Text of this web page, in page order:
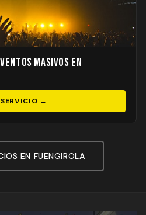
Masivos en
→
EN FUENGIROLA